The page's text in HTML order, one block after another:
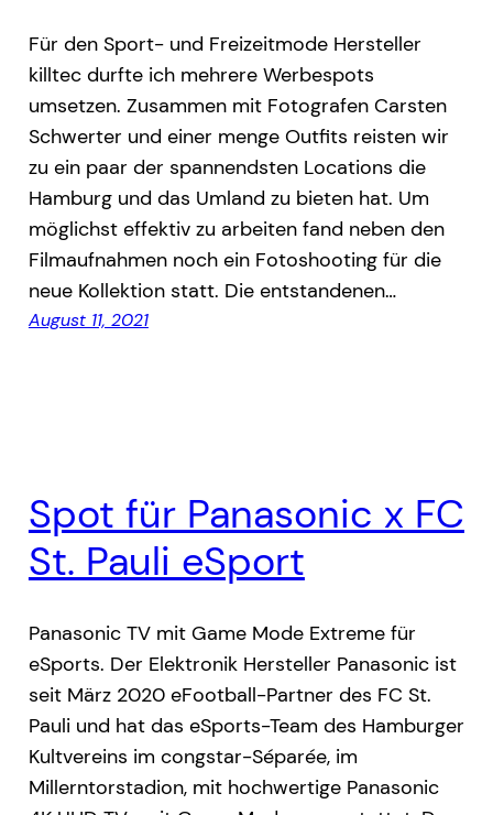
Für den Sport- und Freizeitmode Hersteller
killtec durfte ich mehrere Werbespots
umsetzen. Zusammen mit Fotografen Carsten
Schwerter und einer menge Outfits reisten wir
zu ein paar der spannendsten Locations die
Hamburg und das Umland zu bieten hat. Um
möglichst effektiv zu arbeiten fand neben den
Filmaufnahmen noch ein Fotoshooting für die
neue Kollektion statt. Die entstandenen…
August 11, 2021
Spot für Panasonic x FC
St. Pauli eSport
Panasonic TV mit Game Mode Extreme für
eSports. Der Elektronik Hersteller Panasonic ist
seit März 2020 eFootball-Partner des FC St.
Pauli und hat das eSports-Team des Hamburger
Kultvereins im congstar-Séparée, im
Millerntorstadion, mit hochwertige Panasonic